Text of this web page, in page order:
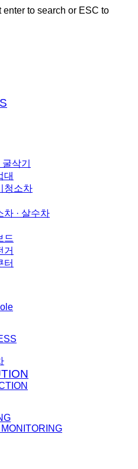
enter to search or ESC to
삭기
대
청소차
차 · 살수차
드
거
터